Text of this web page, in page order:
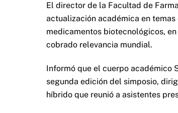
El director de la Facultad de
actualización académica en
medicamentos biotecnológicos,
cobrado relevancia mundial.
Informó que el cuerpo académico
segunda edición del simposio,
híbrido que reunió a asistentes